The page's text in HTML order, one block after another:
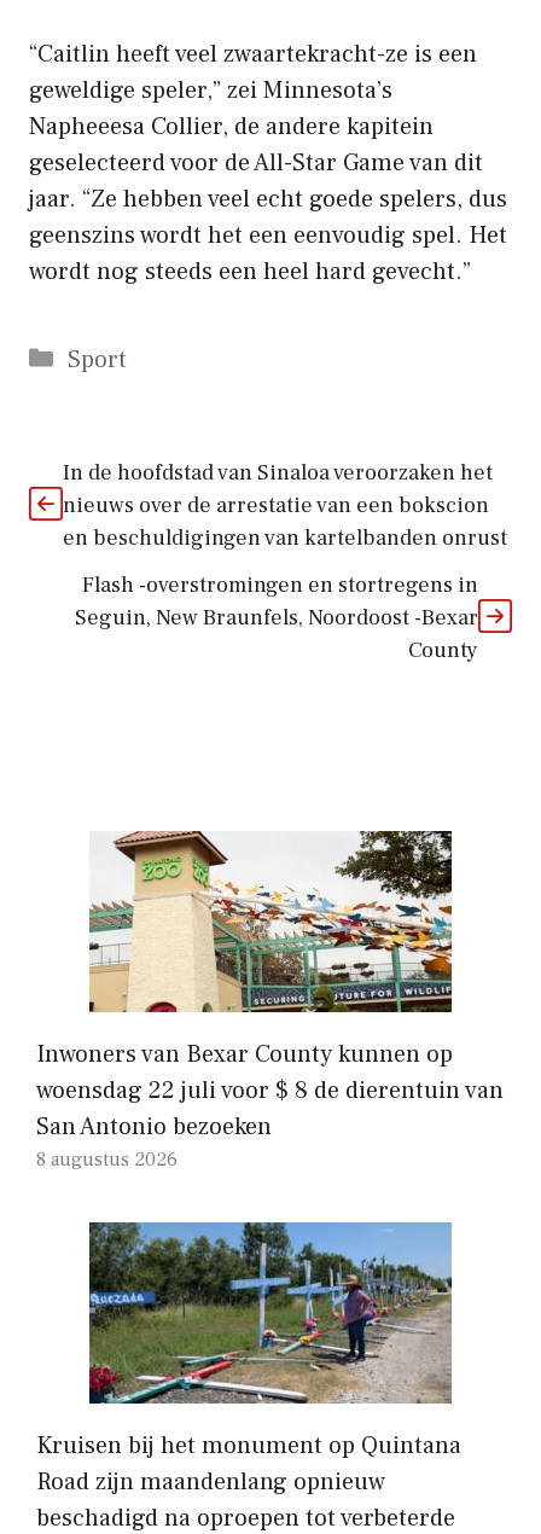
“Caitlin heeft veel zwaartekracht-ze is een
geweldige speler,” zei Minnesota’s
Napheeesa Collier, de andere kapitein
geselecteerd voor de All-Star Game van dit
jaar. “Ze hebben veel echt goede spelers, dus
geenszins wordt het een eenvoudig spel. Het
wordt nog steeds een heel hard gevecht.”
Categorieën
Sport
In de hoofdstad van Sinaloa veroorzaken het
nieuws over de arrestatie van een bokscion
en beschuldigingen van kartelbanden onrust
Flash -overstromingen en stortregens in
Seguin, New Braunfels, Noordoost -Bexar
County
Inwoners van Bexar County kunnen op
woensdag 22 juli voor $ 8 de dierentuin van
San Antonio bezoeken
8 augustus 2026
Kruisen bij het monument op Quintana
Road zijn maandenlang opnieuw
beschadigd na oproepen tot verbeterde